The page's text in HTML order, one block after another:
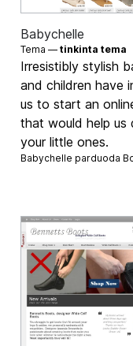
Babychelle
Tema —tinkinta tema
Irresistibly stylish
and children have
us to start an
that would help us
your little ones.
Babychelle parduoda